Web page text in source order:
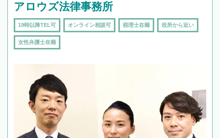
アロウズ法律事務所
19時以降TEL可 オンライン相談可 税理士在籍 役所から近い
女性弁護士在籍